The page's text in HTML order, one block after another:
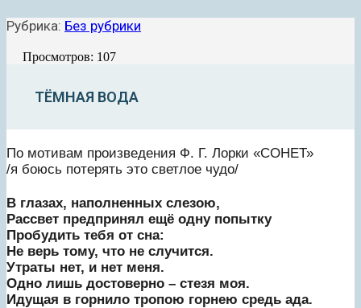
Рубрика: Без рубрики
Просмотров: 107
ТЁМНАЯ ВОДА
По мотивам произведения Ф. Г. Лорки «СОНЕТ»
/я боюсь потерять это светлое чудо/
В глазах, наполненных слезою,
Рассвет предпринял ещё одну попытку
Пробудить тебя от сна:
Не верь тому, что не случится.
Утраты нет, и нет меня.
Одно лишь достоверно – стезя моя.
Идущая в горнило тропою горнею средь ада.